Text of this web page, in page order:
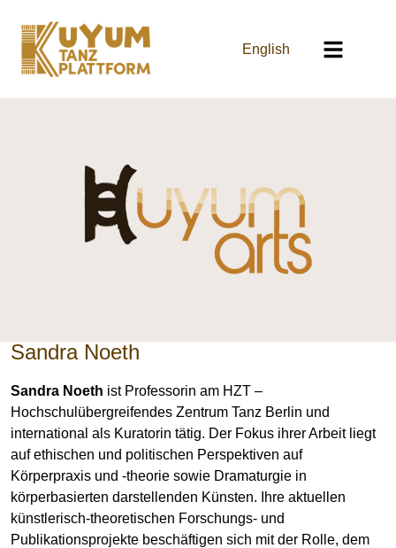
English
Sandra Noeth
Sandra Noeth ist Professorin am HZT –
Hochschulübergreifendes Zentrum Tanz Berlin und
international als Kuratorin tätig. Der Fokus ihrer Arbeit liegt
auf ethischen und politischen Perspektiven auf
Körperpraxis und -theorie sowie Dramaturgie in
körperbasierten darstellenden Künsten. Ihre aktuellen
künstlerisch-theoretischen Forschungs- und
Publikationsprojekte beschäftigen sich mit der Rolle, dem